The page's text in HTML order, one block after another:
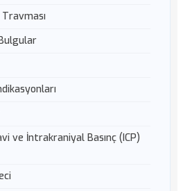
ve İntrakraniyal Basınç (ICP)